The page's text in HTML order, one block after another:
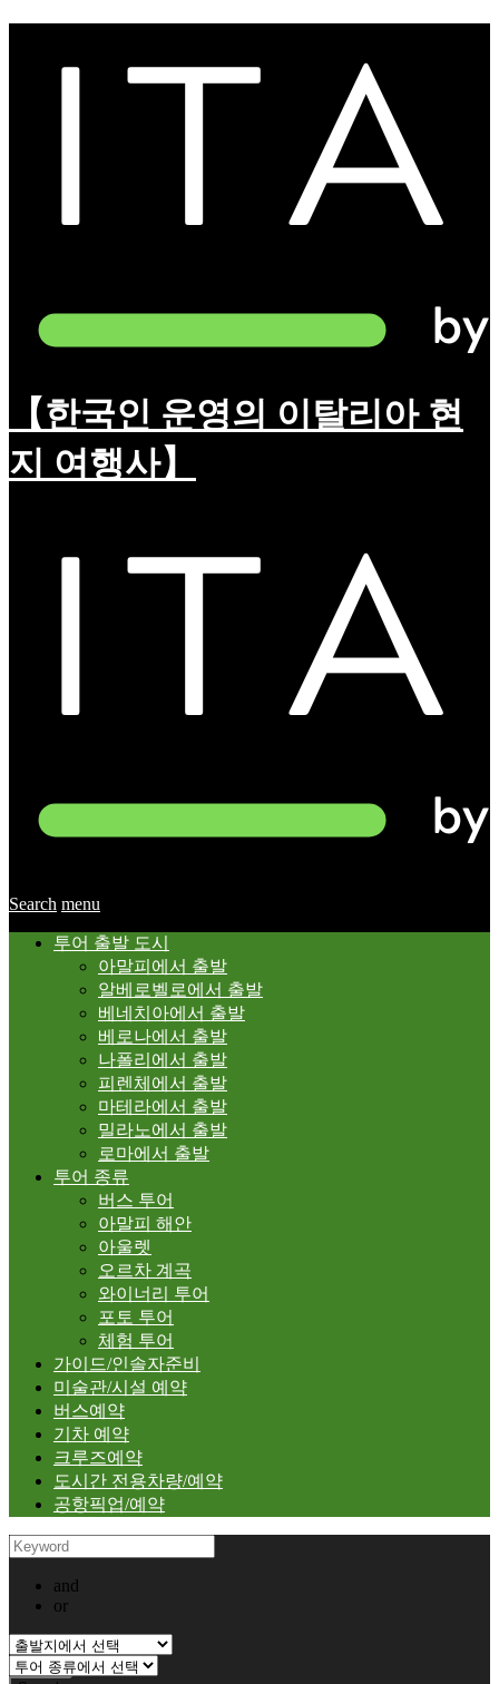
【한국인 운영의 이탈리아 현
지 여행사】
Search menu
투어 출발 도시
아말피에서 출발
알베로벨로에서 출발
베네치아에서 출발
베로나에서 출발
나폴리에서 출발
피렌체에서 출발
마테라에서 출발
밀라노에서 출발
로마에서 출발
투어 종류
버스 투어
아말피 해안
아울렛
오르차 계곡
와이너리 투어
포토 투어
체험 투어
가이드/인솔자준비
미술관/시설 예약
버스예약
기차 예약
크루즈예약
도시간 전용차량/예약
공항픽업/예약
and
or